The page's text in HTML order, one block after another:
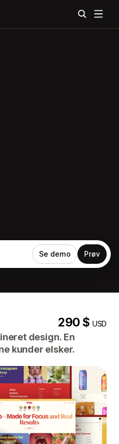
Se demo Prøv
290 $USD
design. En
kunder elsker.